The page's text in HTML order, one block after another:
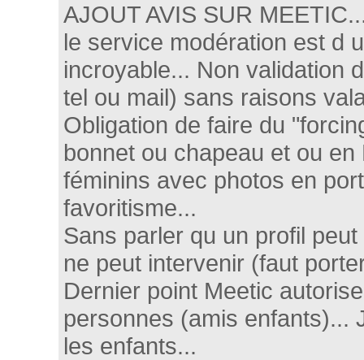
AJOUT AVIS SUR
le service modération est d
incroyable... Non validation
tel ou mail) sans raisons
Obligation de faire du
bonnet ou chapeau et ou
féminins avec photos en
favoritisme...
Sans parler qu un profil
ne peut intervenir (faut
Dernier point Meetic
personnes (amis enfants)...
les enfants...